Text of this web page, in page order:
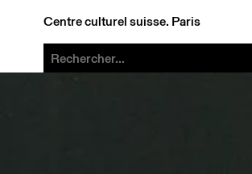
Centre culturel suisse. Paris